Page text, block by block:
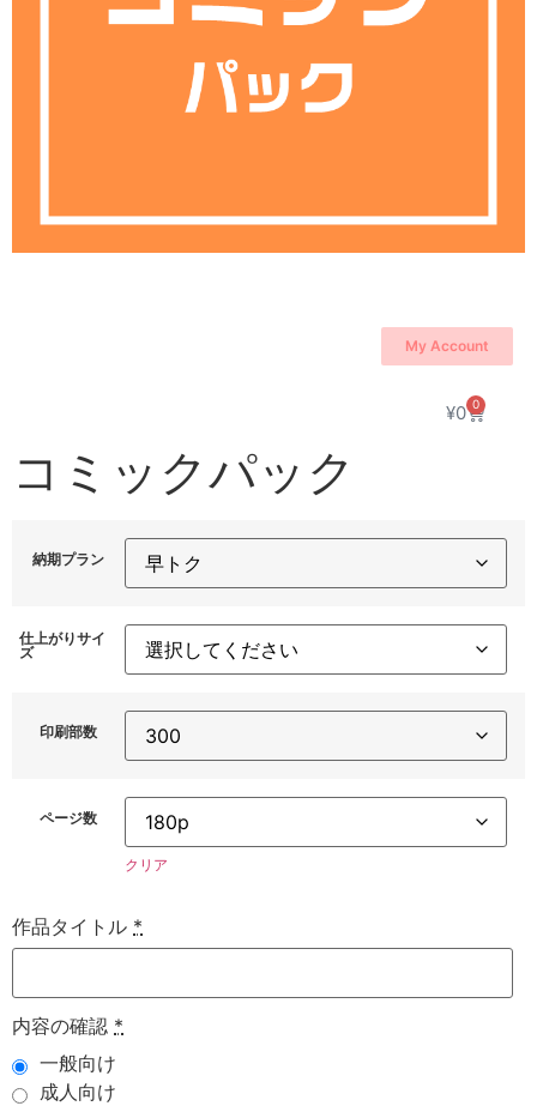
My Account
¥0 0
コミックパック
納期プラン
仕上がりサイ
ズ
印刷部数
ページ数
クリア
作品タイトル *
内容の確認 *
一般向け
成人向け